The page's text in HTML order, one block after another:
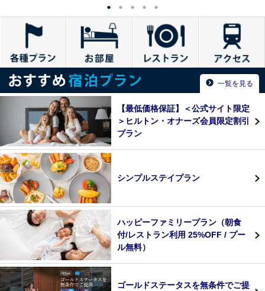
一覧を見る
【最低価格保証】＜公式サイト限定
＞ヒルトン・オナーズ会員限定割引
プラン
シンプルステイプラン
ハッピーファミリープラン（朝食
付/レストラン利用 25%OFF / プー
ル無料）
ゴールドステータスを無条件でご提